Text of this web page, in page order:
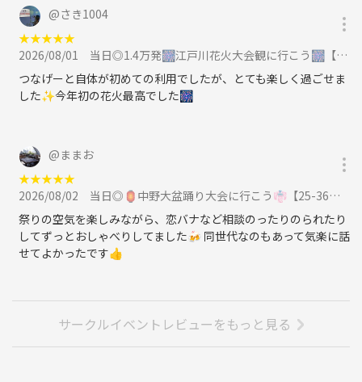
@さき1004
★★★★★
2026/08/01
当日◎1.4万発🎆江戸川花火大会観に行こう🎆【25-36歳1人参加限定】途中参加OK🙆‍♀️に参加
つなげーと自体が初めての利用でしたが、とても楽しく過ごせま
した✨今年初の花火最高でした🎆
@ままお
★★★★★
2026/08/02
当日◎🏮中野大盆踊り大会に行こう👘【25-36歳1人参加限定】季節イベント.あらさんぽに参加
祭りの空気を楽しみながら、恋バナなど相談のったりのられたり
してずっとおしゃべりしてました🍻 同世代なのもあって気楽に話
せてよかったです👍
サークルイベントレビューをもっと見る